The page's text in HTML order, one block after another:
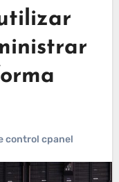
control cpanel